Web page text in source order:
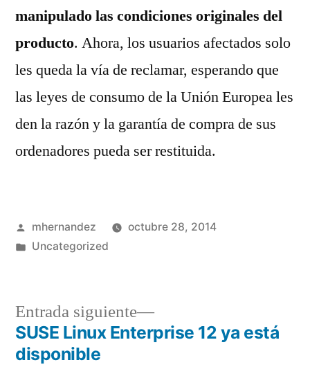
manipulado las condiciones originales del
producto. Ahora, los usuarios afectados solo
les queda la vía de reclamar, esperando que
las leyes de consumo de la Unión Europea les
den la razón y la garantía de compra de sus
ordenadores pueda ser restituida.
Publicado
por
mhernandez
octubre 28, 2014
Publicado
Uncategorized
Navegación
Entrada siguiente
Entrada
siguiente:
SUSE Linux Enterprise 12 ya está
disponible